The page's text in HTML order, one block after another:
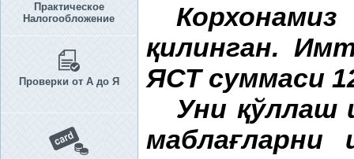
Практическое
Налогообложение
Проверки от А до Я
қилинган.
ЯСТ суммаси
Уни қўллаш
маблағларни